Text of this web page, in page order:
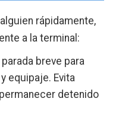
rápidamente,
a la terminal:
parada breve para
equipaje. Evita
detenido